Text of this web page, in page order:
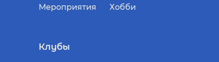
Мероприятия
Хобби
Клубы